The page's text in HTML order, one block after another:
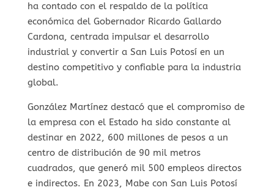
ha contado con el respaldo de la política
económica del Gobernador Ricardo Gallardo
Cardona, centrada impulsar el desarrollo
industrial y convertir a San Luis Potosí en un
destino competitivo y confiable para la industria
global.
González Martínez destacó que el compromiso de
la empresa con el Estado ha sido constante al
destinar en 2022, 600 millones de pesos a un
centro de distribución de 90 mil metros
cuadrados, que generó mil 500 empleos directos
e indirectos. En 2023, Mabe con San Luis Potosí